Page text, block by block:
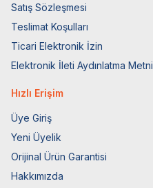
Satış Sözleşmesi
Teslimat Koşulları
Ticari Elektronik İzin
Elektronik İleti Aydınlatma Metni
Hızlı Erişim
Üye Giriş
Yeni Üyelik
Orijinal Ürün Garantisi
Hakkımızda